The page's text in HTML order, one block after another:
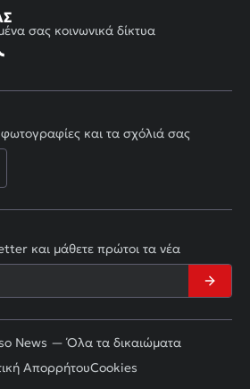
σας κοινωνικά δίκτυα
φωτογραφίες και τα σχόλιά σας
και μάθετε πρώτοι τα νέα
News — Όλα τα δικαιώματα
ΑπορρήτουCookies